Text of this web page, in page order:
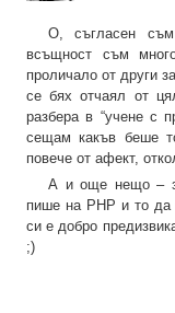
О, съгласен
всъщност съм
проличало от други
се бях отчаял от
разбера в “учене с
сещам какъв беше
повече от афект,
А и още нещо –
пише на PHP и то да
си е добро
;)